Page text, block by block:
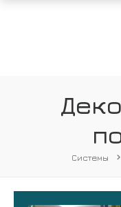
Системы